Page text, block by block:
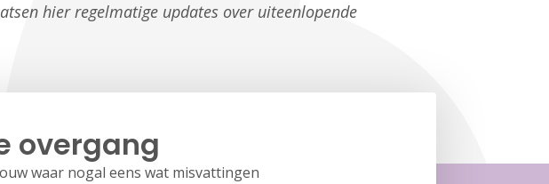
hier regelmatige updates over uiteenlopende
overgang
waar nogal eens wat misvattingen